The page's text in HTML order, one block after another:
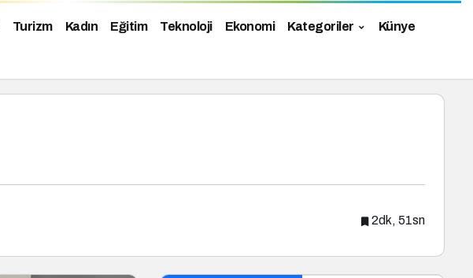
Turizm Kadın Eğitim Teknoloji Ekonomi Kategoriler Künye
2dk, 51sn